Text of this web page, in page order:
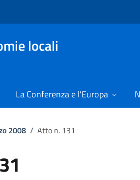
locali
La Conferenza e l'Europa
2008 / Atto n. 131